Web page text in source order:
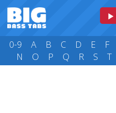
0-9 A B C D E F
N
O P Q R S T